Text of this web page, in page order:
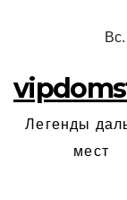
Легенды
мест